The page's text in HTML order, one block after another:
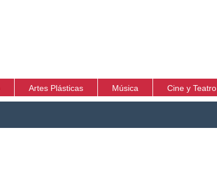
Artes Plásticas Música Cine y Teatro